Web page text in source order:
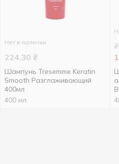
Нет в наличии
224.30 ₴
Шампунь Tresemme Keratin
Smooth Разглаживающий
400мл
400 мл